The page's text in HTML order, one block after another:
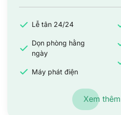
Lễ tân 24/24
Dọn phòng hằng
ngày
Máy phát điện
Xem thêm